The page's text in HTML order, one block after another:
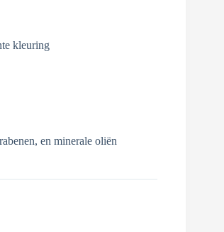
kleuring
en minerale oliën